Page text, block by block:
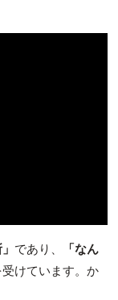
であり、
「なん
受けています。か